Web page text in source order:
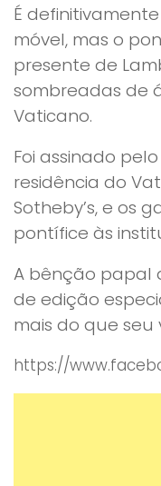
É
móvel, mas o
presente de
sombreadas de
Vaticano.
Foi assinado
residência do
Sotheby’s, e os
pontífice às
A bênção papal
de edição
mais do que seu
https://